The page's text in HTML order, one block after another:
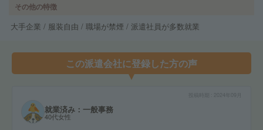
その他の特徴
大手企業 / 服装自由 / 職場が禁煙 / 派遣社員が多数就業
この派遣会社に登録した方の声
2024年09月
就業済み：一般事務
40代女性